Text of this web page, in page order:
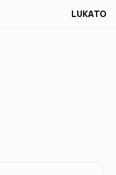
LUKATO